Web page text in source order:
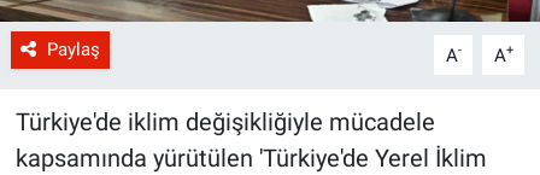
Paylaş A- A+
Türkiye'de iklim değişikliğiyle mücadele
kapsamında yürütülen 'Türkiye'de Yerel İklim